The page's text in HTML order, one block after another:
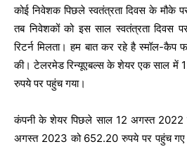
कोई निवेशक पिछले स्वतंत्रता दिवस के मौके
तब निवेशकों को इस साल स्वतंत्रता दिवस
रिटर्न मिलता। हम बात कर रहे है स्मॉल-कैप
की। टेलरमेड रिन्यूएबल्स के शेयर एक साल
रुपये पर पहुंच गया।
कंपनी के शेयर पिछले साल 12 अगस्त
अगस्त 2023 को 652.20 रुपये पर पहुंच